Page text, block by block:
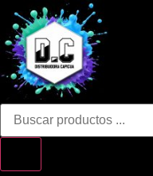
contenido
Búsqueda
productos